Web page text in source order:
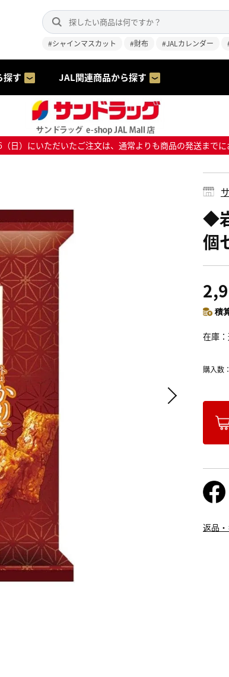
#シャインマスカット #財布 #JALカレンダー
探す JAL関連商品から探す
日）にいただいたご注文は、通常よりも商品の発送まで
◆
個
積
在庫
購入数
返品